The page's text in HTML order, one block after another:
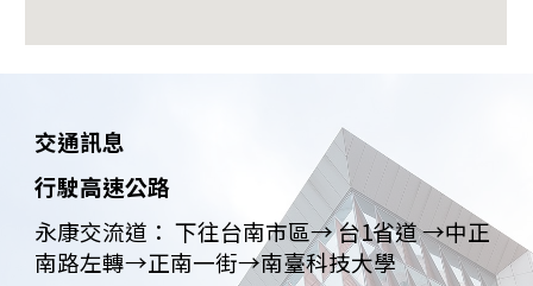
交通訊息
行駛高速公路
永康交流道： 下往台南市區→ 台1省道 →中正
南路左轉→正南一街→南臺科技大學